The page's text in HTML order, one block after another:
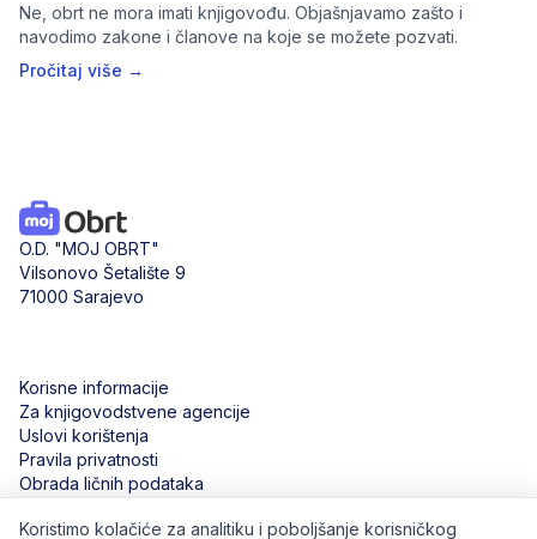
Ne, obrt ne mora imati knjigovođu. Objašnjavamo zašto i
navodimo zakone i članove na koje se možete pozvati.
Pročitaj više →
O.D. "MOJ OBRT"
Vilsonovo Šetalište 9
71000 Sarajevo
Korisne informacije
Za knjigovodstvene agencije
Uslovi korištenja
Pravila privatnosti
Obrada ličnih podataka
Koristimo kolačiće za analitiku i poboljšanje korisničkog